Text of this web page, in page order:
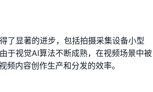
了显著的进步，包括拍摄采集设备小型
于视觉AI算法不断成熟，在视频场景中被
内容创作生产和分发的效率。